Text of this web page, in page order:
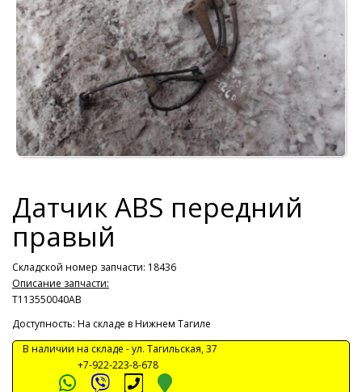
Датчик ABS передний
правый
Складской номер запчасти: 18436
Описание запчасти:
T113550040AB
Доступность: На складе в Нижнем Тагиле
В наличии на складе -ул. Тагильская, 37
+7-922-223-8-678